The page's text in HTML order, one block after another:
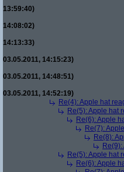
13:59:40)
14:08:02)
14:13:33)
03.05.2011, 14:15:23)
03.05.2011, 14:48:51)
03.05.2011, 14:52:19)
Re(4): Apple hat
Re(5): Apple hat
Re(6): Apple
Re(7):
Re(8):
Re(5): Apple hat
Re(6): Apple